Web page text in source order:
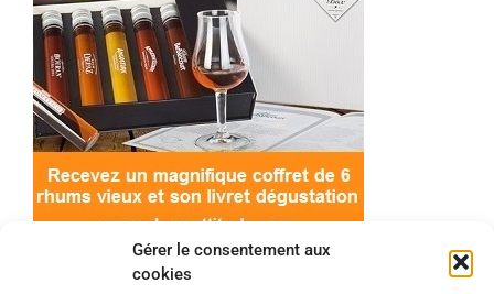
Gérer le consentement aux
cookies